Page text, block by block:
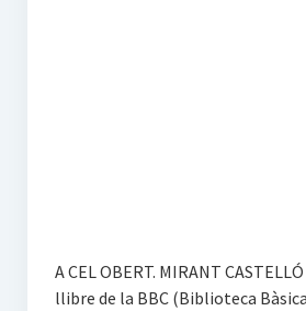
A CEL OBERT. MIRANT
llibre de la BBC (Biblioteca